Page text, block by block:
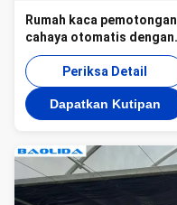
Rumah kaca pemotongan
cahaya otomatis dengan
papan PC Twin-Wall 8mm
dan rangka baja galvanis
panas yang dikendalikan
oleh Smart PLC System
Periksa Detail
Dapatkan Kutipan